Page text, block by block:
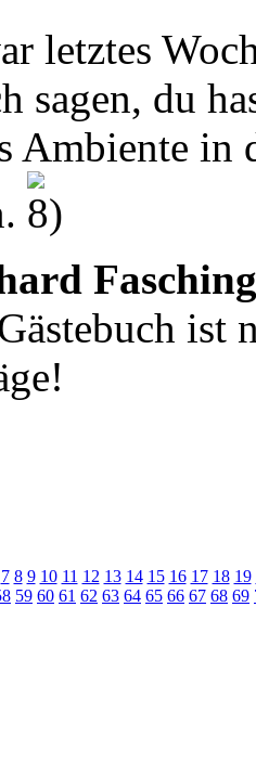
letztes
sagen, du
Ambiente in
Fasching
ist
7 8 9 10 11 12 13 14 15 16 17 18 19
59 60 61 62 63 64 65 66 67 68 69